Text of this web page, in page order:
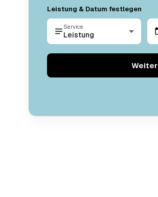
Leistung & Datum festlegen
Service
Leistung
Weiter